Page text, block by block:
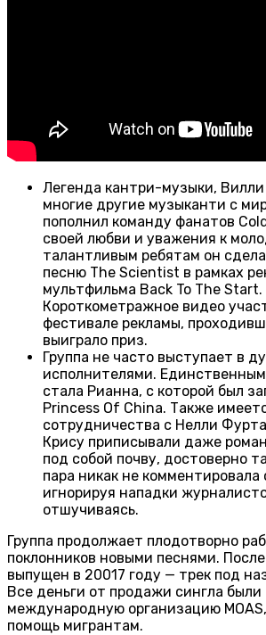
Легенда кантри-музыки, Вилли
многие другие музыканти с
пополнил команду фанатов
своей любви и уважения к
талантливым ребятам он
песню The Scientist в рамках
мультфильма Back To The Start.
Короткометражное видео
фестивале рекламы,
выиграло приз.
Группа не часто выступает в
исполнителями.
стала Рианна, с которой был
Princess Of China. Также
сотрудничества с Нелли
Крису приписывали даже
под собой почву, достоверно
пара никак не
игнорируя нападки
отшучиваясь.
Группа продолжает плодотворно
поклонников новыми песнями.
выпущен в 20017 году — трек под
Все деньги от продажи сингла были
международную организацию
помощь мигрантам.